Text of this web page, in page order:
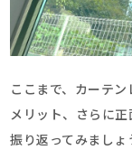
ここまで、カーテ
メリット、さらに正
振り返ってみましょ